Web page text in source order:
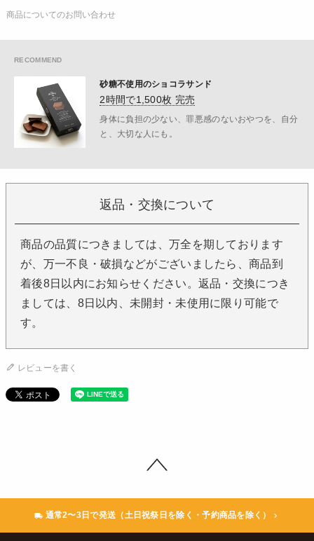
商品についてのお問い合わせ
砂糖不使用のショコラサンド
2時間で1,500枚 完売
身体に負担の少ない、罪悪感のないおやつを、自分
と、大切な人にも。
返品・交換について
商品の品質につきましては、万全を期しております
が、万一不良・破損などがございましたら、商品到
着後8日以内にお知らせください。返品・交換につき
ましては、8日以内、未開封・未使用に限り可能で
す。
レビューを書く
通常2〜3日で発送（土日祝祭日を除く・予約商品を除く）